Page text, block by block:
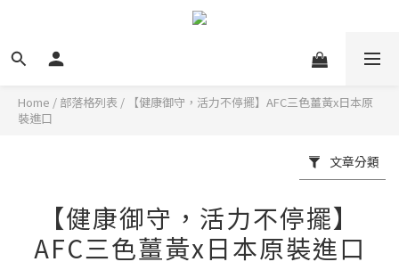
Home / 部落格列表 /
【健康御守，活力不停擺】AFC三色薑黃x日本原
裝進口
文章分類
【健康御守，活力不停擺】
AFC三色薑黃x日本原裝進口